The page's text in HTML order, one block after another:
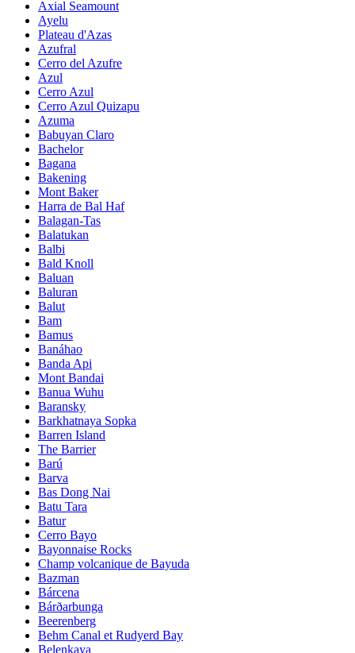
Axial Seamount
Ayelu
Plateau d'Azas
Azufral
Cerro del Azufre
Azul
Cerro Azul
Cerro Azul Quizapu
Azuma
Babuyan Claro
Bachelor
Bagana
Bakening
Mont Baker
Harra de Bal Haf
Balagan-Tas
Balatukan
Balbi
Bald Knoll
Baluan
Baluran
Balut
Bam
Bamus
Banáhao
Banda Api
Mont Bandai
Banua Wuhu
Baransky
Barkhatnaya Sopka
Barren Island
The Barrier
Barú
Barva
Bas Dong Nai
Batu Tara
Batur
Cerro Bayo
Bayonnaise Rocks
Champ volcanique de Bayuda
Bazman
Bárcena
Bárðarbunga
Beerenberg
Behm Canal et Rudyerd Bay
Belenkaya